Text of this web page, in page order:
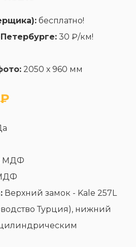
бесплатно!
30 ₽/км!
2050 х 960 мм
МДФ
Верхний замок - Kale 257L
Турция), нижний
цилиндрическим